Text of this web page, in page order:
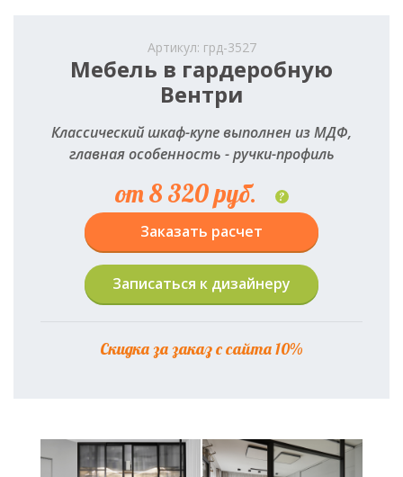
Артикул: грд-3527
Мебель в гардеробную
Вентри
Классический шкаф-купе выполнен из МДФ,
главная особенность - ручки-профиль
от 8 320 руб. ?
Заказать расчет
Записаться к дизайнеру
Скидка за заказ с сайта 10%